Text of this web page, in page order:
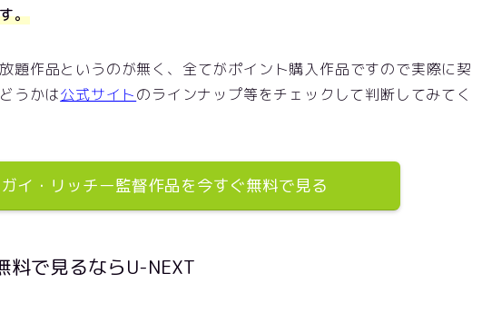
。
題作品というのが無く、全てがポイント購入作品ですので実際に契
うかは公式サイトのラインナップ等をチェックして判断してみてく
ガイ・リッチー監督作品を今すぐ無料で見る
料で見るならU-NEXT